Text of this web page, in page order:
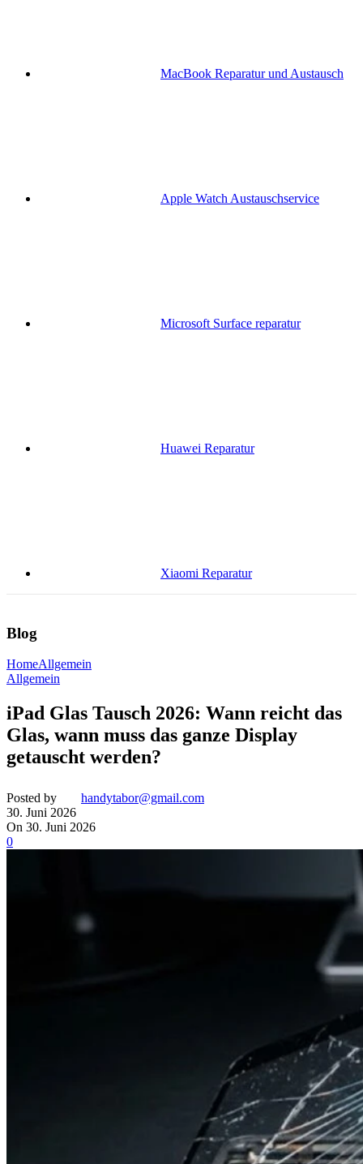
MacBook Reparatur und Austausch
Apple Watch Austauschservice
Microsoft Surface reparatur
Huawei Reparatur
Xiaomi Reparatur
Blog
HomeAllgemein
Allgemein
iPad Glas Tausch 2026: Wann reicht das
Glas, wann muss das ganze Display
getauscht werden?
Posted by
handytabor@gmail.com
30. Juni 2026
On 30. Juni 2026
0